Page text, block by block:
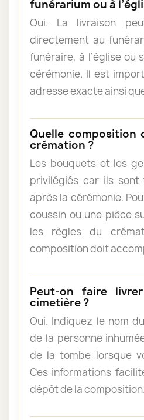
funérarium ou à
Oui. La livraison
directement au
funéraire, à l’église ou
cérémonie. Il est
adresse exacte ainsi
Quelle composition
crémation ?
Les bouquets et les
privilégiés car ils
après la cérémonie.
coussin ou une pièce
les règles du
composition doit
Peut-on faire
cimetière ?
Oui. Indiquez le nom
de la personne
de la tombe lorsque
Ces informations
dépôt de la composition.